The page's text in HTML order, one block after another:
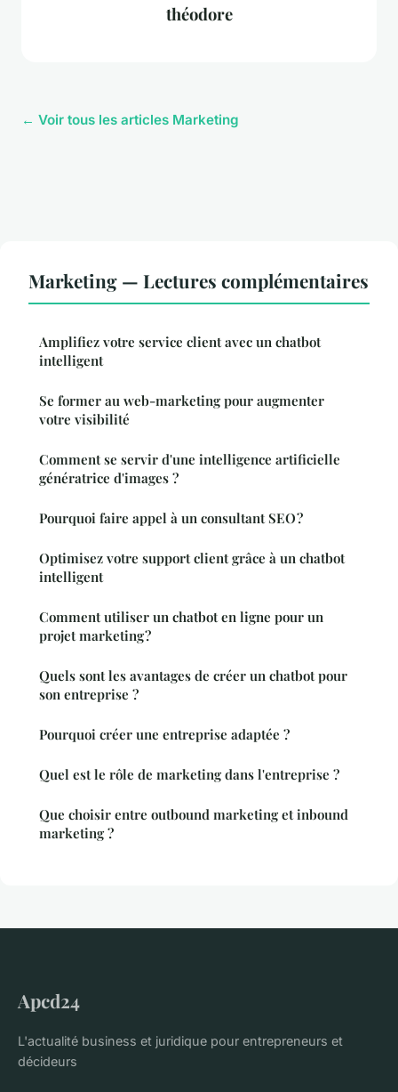
théodore
← Voir tous les articles Marketing
Marketing — Lectures complémentaires
Amplifiez votre service client avec un chatbot
intelligent
Se former au web-marketing pour augmenter
votre visibilité
Comment se servir d'une intelligence artificielle
génératrice d'images ?
Pourquoi faire appel à un consultant SEO ?
Optimisez votre support client grâce à un chatbot
intelligent
Comment utiliser un chatbot en ligne pour un
projet marketing ?
Quels sont les avantages de créer un chatbot pour
son entreprise ?
Pourquoi créer une entreprise adaptée ?
Quel est le rôle de marketing dans l'entreprise ?
Que choisir entre outbound marketing et inbound
marketing ?
Apcd24
L'actualité business et juridique pour entrepreneurs et
décideurs